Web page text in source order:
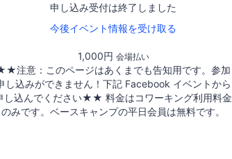
申し込み受付は終了しました
今後イベント情報を受け取る
1,000円 会場払い
注意：このページはあくまでも告知用です。参加
し込みができません！下記 Facebook イベントから
し込んでください★★ 料金はコワーキング利用料金
のみです。ベースキャンプの平日会員は無料です。